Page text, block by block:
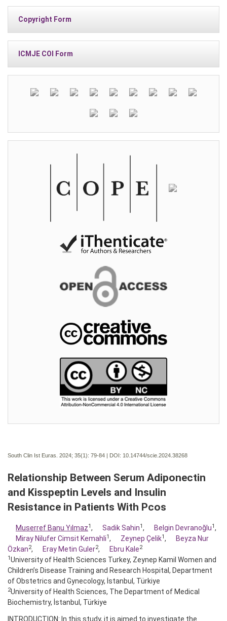
Copyright Form
ICMJE COI Form
South Clin Ist Euras. 2024; 35(1): 79-84 | DOI: 10.14744/scie.2024.38268
Relationship Between Serum Adiponectin
and Kisspeptin Levels and Insulin
Resistance in Patients With Pcos
Muserref Banu Yılmaz1, Sadik Sahin1, Belgin Devranoğlu1,
Miray Nilufer Cimsit Kemahli1, Zeynep Çelik1,
Beyza Nur
Özkan2, Eray Metin Guler2, Ebru Kale2
1University of Health Sciences Turkey, Zeynep Kamil Women and
Children’s Disease Training and Research Hospital, Department
of Obstetrics and Gynecology, İstanbul, Türkiye
2University of Health Sciences, The Department of Medical
Biochemistry, İstanbul, Türkiye
INTRODUCTION: In this study, it is aimed to investigate the